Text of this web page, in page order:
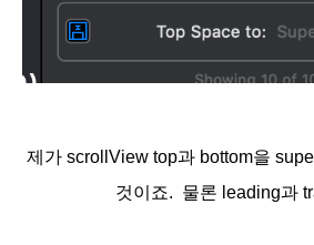
제가 scrollView top과 bottom을
것이죠. 물론 leading과